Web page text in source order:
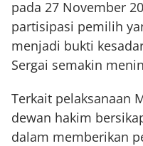
pada 27 November
partisipasi pemilih
menjadi bukti
Sergai semakin
Terkait pelaksanaan
dewan hakim
dalam memberikan